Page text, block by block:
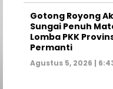
Gotong Royong
Sungai Penuh
Lomba PKK
Permanti
Agustus 5, 2026 |